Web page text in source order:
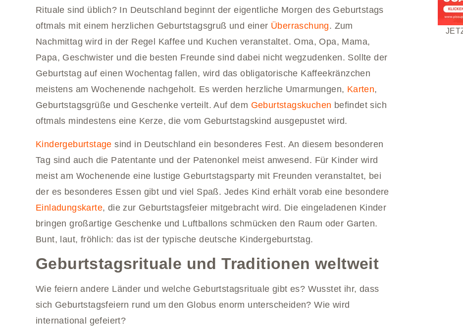
Rituale sind üblich? In Deutschland beginnt der eigentliche Morgen des Geburtstags
oftmals mit einem herzlichen Geburtstagsgruß und einer Überraschung. Zum
Nachmittag wird in der Regel Kaffee und Kuchen veranstaltet. Oma, Opa, Mama,
Papa, Geschwister und die besten Freunde sind dabei nicht wegzudenken. Sollte der
Geburtstag auf einen Wochentag fallen, wird das obligatorische Kaffeekränzchen
meistens am Wochenende nachgeholt. Es werden herzliche Umarmungen, Karten,
Geburtstagsgrüße und Geschenke verteilt. Auf dem Geburtstagskuchen befindet sich
oftmals mindestens eine Kerze, die vom Geburtstagskind ausgepustet wird.
Kindergeburtstage sind in Deutschland ein besonderes Fest. An diesem besonderen
Tag sind auch die Patentante und der Patenonkel meist anwesend. Für Kinder wird
meist am Wochenende eine lustige Geburtstagsparty mit Freunden veranstaltet, bei
der es besonderes Essen gibt und viel Spaß. Jedes Kind erhält vorab eine besondere
Einladungskarte, die zur Geburtstagsfeier mitgebracht wird. Die eingeladenen Kinder
bringen großartige Geschenke und Luftballons schmücken den Raum oder Garten.
Bunt, laut, fröhlich: das ist der typische deutsche Kindergeburtstag.
Geburtstagsrituale und Traditionen weltweit
Wie feiern andere Länder und welche Geburtstagsrituale gibt es? Wusstet ihr, dass
sich Geburtstagsfeiern rund um den Globus enorm unterscheiden? Wie wird
international gefeiert?